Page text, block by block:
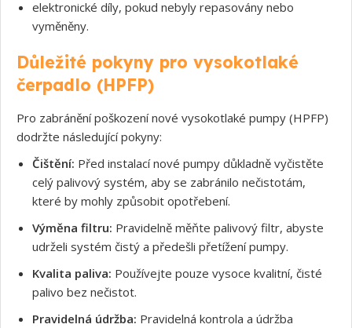
elektronické díly, pokud nebyly repasovány nebo
vyměněny.
Důležité pokyny pro vysokotlaké
čerpadlo (HPFP)
Pro zabránění poškození nové vysokotlaké pumpy (HPFP)
dodržte následující pokyny:
Čištění: Před instalací nové pumpy důkladně vyčistěte
celý palivový systém, aby se zabránilo nečistotám,
které by mohly způsobit opotřebení.
Výměna filtru: Pravidelně měňte palivový filtr, abyste
udrželi systém čistý a předešli přetížení pumpy.
Kvalita paliva: Používejte pouze vysoce kvalitní, čisté
palivo bez nečistot.
Pravidelná údržba: Pravidelná kontrola a údržba
Souhlasím s GDPR